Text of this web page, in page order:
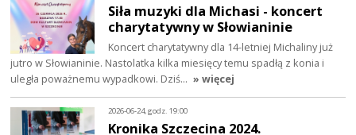
Siła muzyki dla Michasi - koncert
charytatywny w Słowianinie
Koncert charytatywny dla 14-letniej Michaliny już
jutro w Słowianinie. Nastolatka kilka miesięcy temu spadłą z konia i
uległa poważnemu wypadkowi. Dziś… » więcej
2026-06-24, godz. 19:00
Kronika Szczecina 2024.